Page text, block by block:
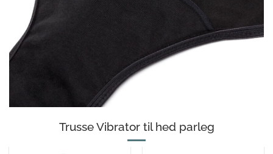
Trusse Vibrator til hed parleg